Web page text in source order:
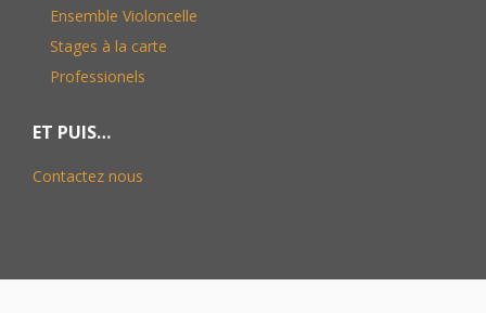
Ensemble Violoncelle
Stages à la carte
Professionels
ET PUIS…
Contactez nous